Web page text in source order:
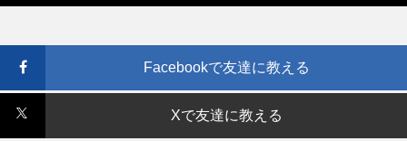
Facebookで友達に教える
Xで友達に教える